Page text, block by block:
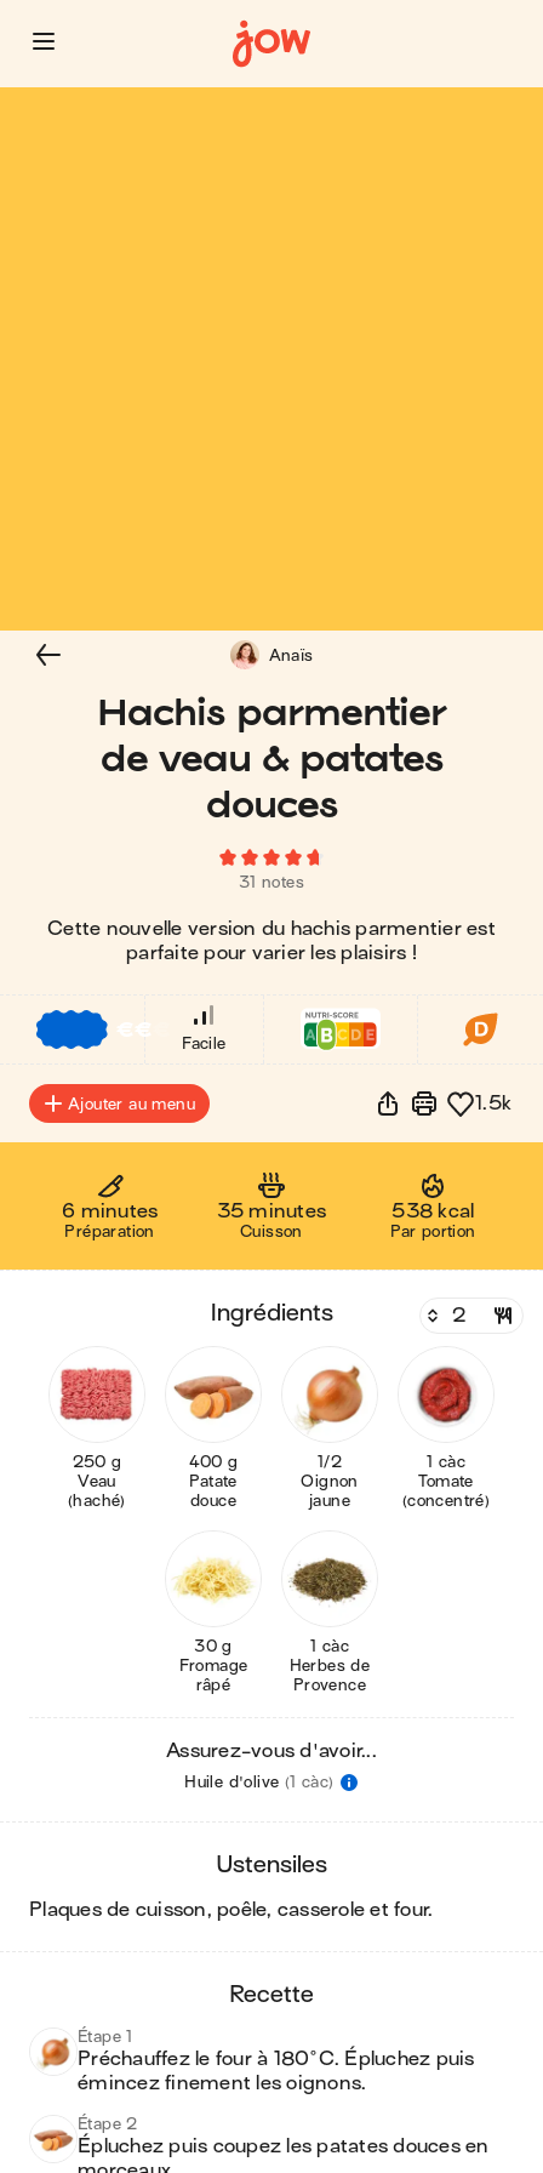
Hachis parmentier
de veau & patates
douces
31 notes
Cette nouvelle version du hachis parmentier est
parfaite pour varier les plaisirs !
Anaïs
€€
Facile
Ajouter au menu 1.5k
6 minutes
Préparation
35 minutes
Cuisson
538 kcal
Par portion
ingrédients
250 g
Veau
(haché)
400 g
Patate
douce
1/2
Oignon
jaune
1 càc
Tomate
(concentré)
30 g
Fromage
râpé
1 càc
Herbes de
Provence
Assurez-vous d'avoir...
Huile d'olive (1 càc)
ustensiles
plaques de cuisson, poêle, casserole et four.
recette
Étape 1
Préchauffez le four à 180°C. Épluchez puis
émincez finement les oignons.
Étape 2
Épluchez puis coupez les patates douces en